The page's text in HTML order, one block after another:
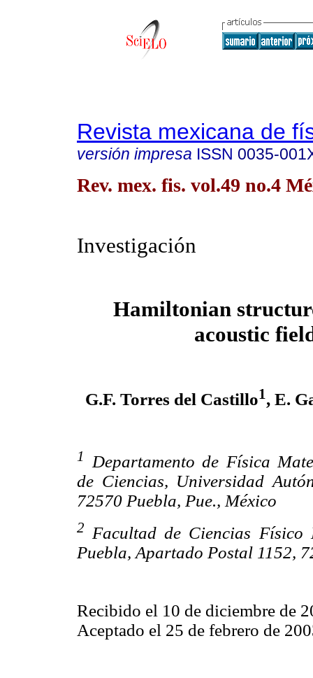
Revista mexicana de
versión impresa ISSN 0035-
Rev. mex. fis. vol.49 no.4
Investigación
Hamiltonian
acoustic
G.F. Torres del Castillo1, E.
1
Departamento de Física
de Ciencias, Universidad
72570 Puebla, Pue., México
2
Facultad de Ciencias Físico
Puebla, Apartado Postal 1152,
Recibido el 10 de diciembre de
Aceptado el 25 de febrero de